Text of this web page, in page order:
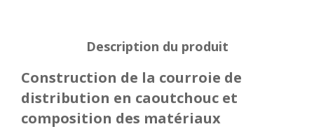
Description du produit
Construction de la courroie de
distribution en caoutchouc et
composition des matériaux